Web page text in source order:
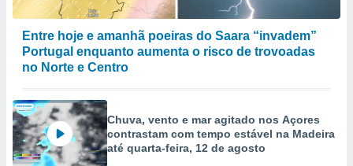
Entre hoje e amanhã poeiras do Saara “invadem”
Portugal enquanto aumenta o risco de trovoadas
no Norte e Centro
Chuva, vento e mar agitado nos Açores
contrastam com tempo estável na Madeira
até quarta-feira, 12 de agosto